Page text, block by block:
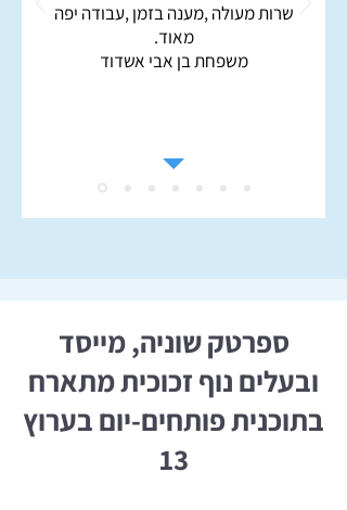
שרות מעולה ,מענה בזמן ,עבודה יפה
מאוד.
משפחת בן אבי אשדוד
ספרטק שוניה, מייסד
ובעלים נוף זכוכית מתארח
בתוכנית פותחים-יום בערוץ
13